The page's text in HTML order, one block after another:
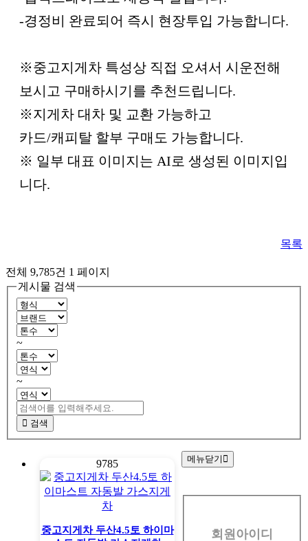
-경정비 완료되어 즉시 현장투입 가능합니다.
※중고지게차 특성상 직접 오셔서 시운전해
보시고 구매하시기를 추천드립니다.
※지게차 대차 및 교환 가능하고
카드/캐피탈 할부 구매도 가능합니다.
※ 일부 대표 이미지는 AI로 생성된 이미지입
니다.
목록
전체 9,785건 1 페이지
게시물 검색
~
~
검색
9785
중고지게차 두산4.5토 하이마
메뉴닫기
회
회원아이디